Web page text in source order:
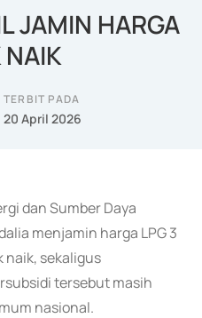
JAMIN HARGA
NAIK
TERBIT PADA
20 April 2026
dan Sumber Daya
menjamin harga LPG 3
naik, sekaligus
tersebut masih
nasional.